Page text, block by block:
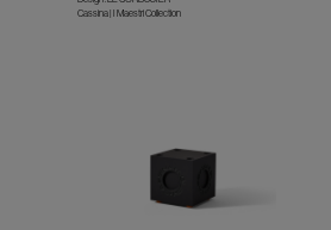
Cassina | I Maestri Collection